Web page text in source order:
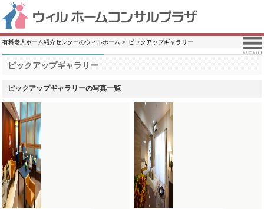
有料老人ホーム紹介センターのウィルホーム ピックアップギャラリー
ピックアップギャラリー
ピックアップギャラリーの写真一覧